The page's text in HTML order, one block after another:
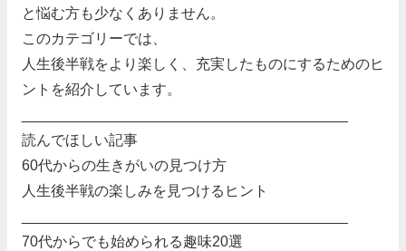
と悩む方も少なくありません。
このカテゴリーでは、
人生後半戦をより楽しく、充実したものにするためのヒ
ントを紹介しています。
読んでほしい記事
60代からの生きがいの見つけ方
人生後半戦の楽しみを見つけるヒント
70代からでも始められる趣味20選